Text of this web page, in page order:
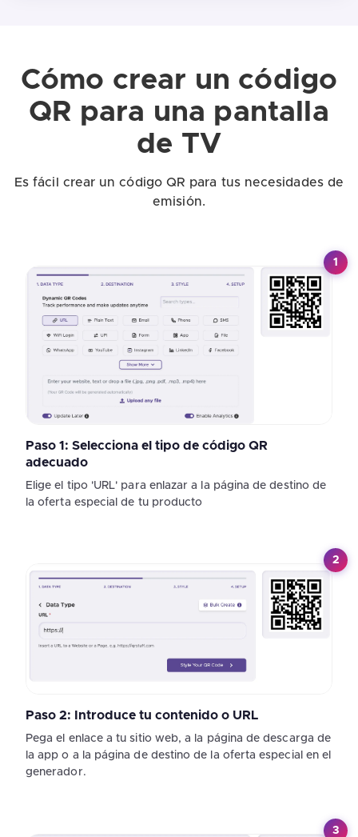
Cómo crear un código
QR para una pantalla
de TV
Es fácil crear un código QR para tus necesidades de
emisión.
1
Paso 1: Selecciona el tipo de código QR
adecuado
Elige el tipo 'URL' para enlazar a la página de destino de
la oferta especial de tu producto
2
Paso 2: Introduce tu contenido o URL
Pega el enlace a tu sitio web, a la página de descarga de
la app o a la página de destino de la oferta especial en el
generador.
3